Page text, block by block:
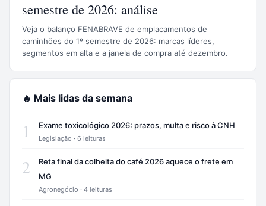
semestre de 2026: análise
Veja o balanço FENABRAVE de emplacamentos de
caminhões do 1º semestre de 2026: marcas líderes,
segmentos em alta e a janela de compra até dezembro.
🔥 Mais lidas da semana
1 Exame toxicológico 2026: prazos, multa e risco à CNH
Legislação · 6 leituras
2
Reta final da colheita do café 2026 aquece o frete em
MG
Agronegócio · 4 leituras